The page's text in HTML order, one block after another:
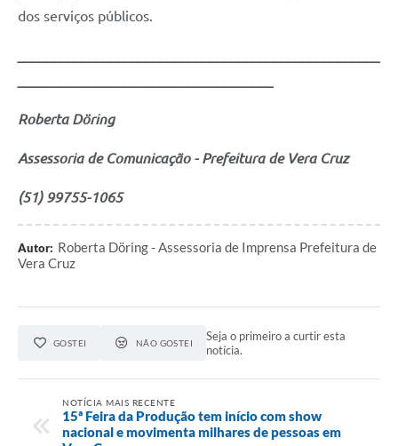
dos serviços públicos.
Roberta Döring
Assessoria de Comunicação - Prefeitura de Vera Cruz
(51) 99755-1065
Autor: Roberta Döring - Assessoria de Imprensa Prefeitura de
Vera Cruz
GOSTEI NÃO GOSTEI
Seja o primeiro a curtir esta
notícia.
NOTÍCIA MAIS RECENTE
15ª Feira da Produção tem início com show
nacional e movimenta milhares de pessoas em